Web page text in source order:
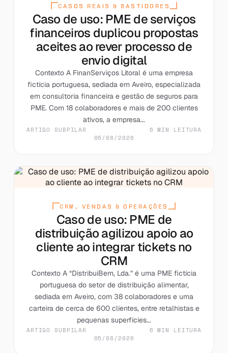
CASOS REAIS & BASTIDORES
Caso de uso: PME de serviços
financeiros duplicou propostas
aceites ao rever processo de
envio digital
Contexto A FinanServiços Litoral é uma empresa
fictícia portuguesa, sediada em Aveiro, especializada
em consultoria financeira e gestão de seguros para
PME. Com 18 colaboradores e mais de 200 clientes
ativos, a empresa...
ARTIGO SUBPILAR
6 MIN LEITURA
05/08/2026
CRM, VENDAS & OPERAÇÕES
Caso de uso: PME de
distribuição agilizou apoio ao
cliente ao integrar tickets no
CRM
Contexto A “DistribuiBem, Lda.” é uma PME fictícia
portuguesa do setor de distribuição alimentar,
sediada em Aveiro, com 38 colaboradores e uma
carteira de cerca de 600 clientes, entre retalhistas e
pequenas superfícies...
ARTIGO SUBPILAR
6 MIN LEITURA
05/08/2026